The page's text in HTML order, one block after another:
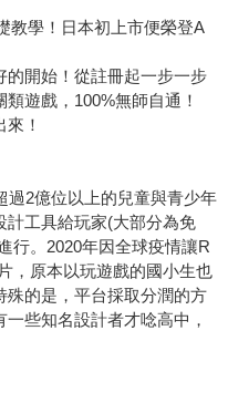
教學！日本初上市便榮登A
開始！從註冊起一步一步
遊戲，100%無師自通！
！
過2億位以上的兒童與青少年
計工具給玩家(大部分為免
行。2020年因全球疫情讓R
，原本以玩遊戲的國小生也
殊的是，平台採取分潤的方
些知名設計者才唸高中，